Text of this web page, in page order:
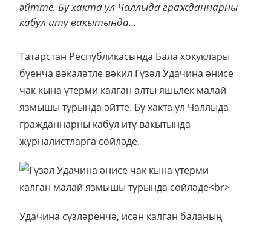
әйтте. Бу хакта ул Чаллыда гражданнарны
кабул итү вакытында...
Татарстан Республикасында Бала хокуклары
буенча вәкаләтле вәкил Гүзәл Удачина әнисе
чак кына үтерми калган алты яшьлек малай
язмышы турында әйтте. Бу хакта ул Чаллыда
гражданнарны кабул итү вакытында
журналистларга сөйләде.
Удачина сүзләренчә, исән калган баланың